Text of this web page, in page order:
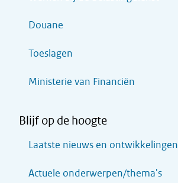
Douane
Toeslagen
Ministerie van Financiën
Blijf op de hoogte
Laatste nieuws en ontwikkelingen
Actuele onderwerpen/thema's